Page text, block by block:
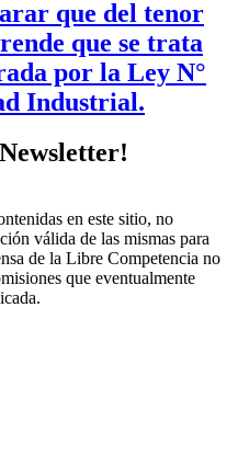
que del tenor
que se trata
por la Ley N°
Industrial.
en este sitio, no
válida de las mismas para
de la Libre Competencia no
que eventualmente